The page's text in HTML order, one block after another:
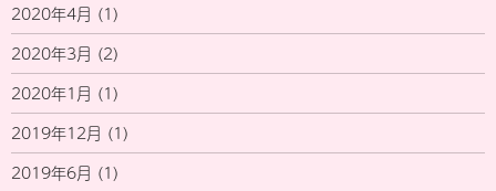
2020年4月 (1)
2020年3月 (2)
2020年1月 (1)
2019年12月 (1)
2019年6月 (1)